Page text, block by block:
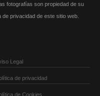
fotografías son propiedad de su
privacidad de este sitio web.
Legal
de privacidad
de Cookies